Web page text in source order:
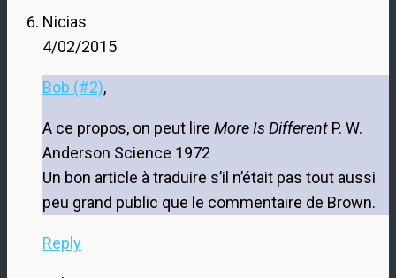
Nicias
4/02/2015
Bob (#2),
A ce propos, on peut lire More Is Different P. W.
Anderson Science 1972
Un bon article à traduire s’il n’était pas tout aussi
peu grand public que le commentaire de Brown.
Reply